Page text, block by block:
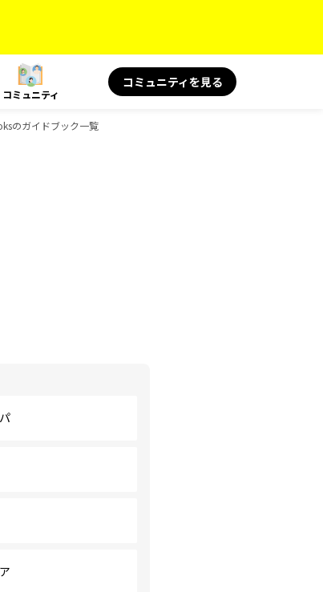
コミュニティ
コミュニティを見る
のガイドブック一覧